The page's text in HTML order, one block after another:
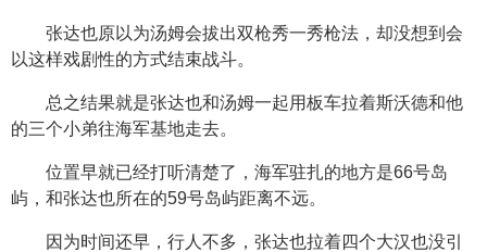
张达也原以为汤姆会拔出双枪秀一秀枪法，却没想到会
以这样戏剧性的方式结束战斗。
总之结果就是张达也和汤姆一起用板车拉着斯沃德和他
的三个小弟往海军基地走去。
位置早就已经打听清楚了，海军驻扎的地方是66号岛
屿，和张达也所在的59号岛屿距离不远。
因为时间还早，行人不多，张达也拉着四个大汉也没引